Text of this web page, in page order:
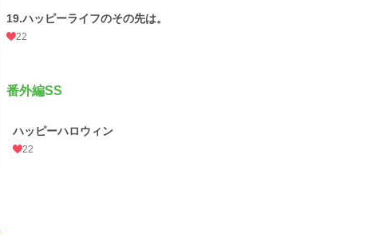
19.ハッピーライフのその先は。
22
番外編SS
ハッピーハロウィン
22